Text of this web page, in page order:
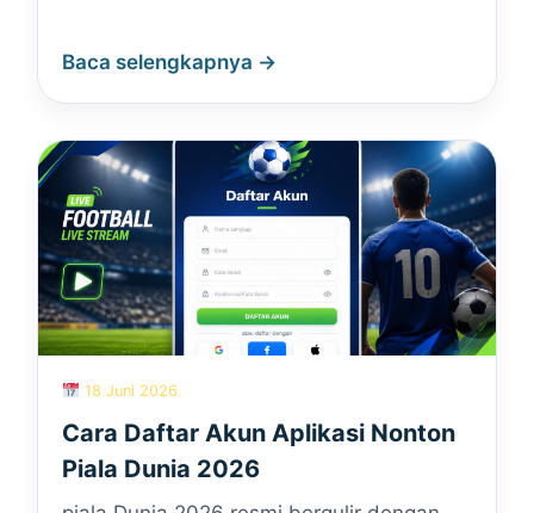
Baca selengkapnya →
18 Juni 2026
Cara Daftar Akun Aplikasi Nonton
Piala Dunia 2026